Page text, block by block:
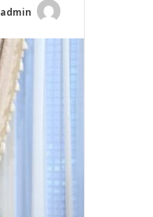
admin